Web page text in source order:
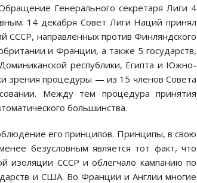
Генерального секретаря Лиги 4
14 декабря Совет Лиги Наций принял
СССР, направленных против Финляндского
и Франции, а также 5 государств,
республики, Египта и Южно-
зрения процедуры — из 15 членов Совета
Между тем процедура принятия
большинства.
его принципов. Принципы, в свою
безусловным является тот факт, что
изоляции СССР и облегчало кампанию по
и США. Во Франции и Англии многие